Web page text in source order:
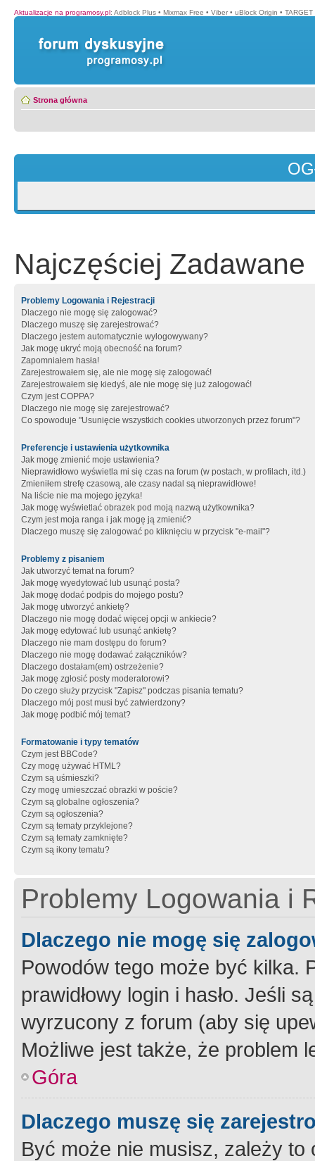
Aktualizacje na programosy.pl: Adblock Plus • Mixmax Free • Viber • uBlock Origin •
Strona główna
Najczęściej Zadawane
Problemy Logowania i Rejestracji
Dlaczego nie mogę się zalogować?
Dlaczego muszę się zarejestrować?
Dlaczego jestem automatycznie wylogowywany?
Jak mogę ukryć moją obecność na forum?
Zapomniałem hasła!
Zarejestrowałem się, ale nie mogę się zalogować!
Zarejestrowałem się kiedyś, ale nie mogę się już zalogować!
Czym jest COPPA?
Dlaczego nie mogę się zarejestrować?
Co spowoduje "Usunięcie wszystkich cookies utworzonych przez forum"?
Preferencje i ustawienia użytkownika
Jak mogę zmienić moje ustawienia?
Nieprawidłowo wyświetla mi się czas na forum (w postach, w profilach, itd.)
Zmieniłem strefę czasową, ale czasy nadal są nieprawidłowe!
Na liście nie ma mojego języka!
Jak mogę wyświetlać obrazek pod moją nazwą użytkownika?
Czym jest moja ranga i jak mogę ją zmienić?
Dlaczego muszę się zalogować po kliknięciu w przycisk "e-mail"?
Problemy z pisaniem
Jak utworzyć temat na forum?
Jak mogę wyedytować lub usunąć posta?
Jak mogę dodać podpis do mojego postu?
Jak mogę utworzyć ankietę?
Dlaczego nie mogę dodać więcej opcji w ankiecie?
Jak mogę edytować lub usunąć ankietę?
Dlaczego nie mam dostępu do forum?
Dlaczego nie mogę dodawać załączników?
Dlaczego dostałam(em) ostrzeżenie?
Jak mogę zgłosić posty moderatorowi?
Do czego służy przycisk "Zapisz" podczas pisania tematu?
Dlaczego mój post musi być zatwierdzony?
Jak mogę podbić mój temat?
Formatowanie i typy tematów
Czym jest BBCode?
Czy mogę używać HTML?
Czym są uśmieszki?
Czy mogę umieszczać obrazki w poście?
Czym są globalne ogłoszenia?
Czym są ogłoszenia?
Czym są tematy przyklejone?
Czym są tematy zamknięte?
Czym są ikony tematu?
Problemy Logowania i
Dlaczego nie mogę się
Powodów tego może być kilka.
prawidłowy login i hasło. Jeśli
wyrzucony z forum (aby się
Możliwe jest także, że problem
Góra
Dlaczego muszę się
Być może nie musisz, zależy